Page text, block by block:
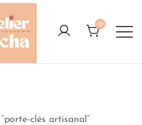
0
clés artisanal”